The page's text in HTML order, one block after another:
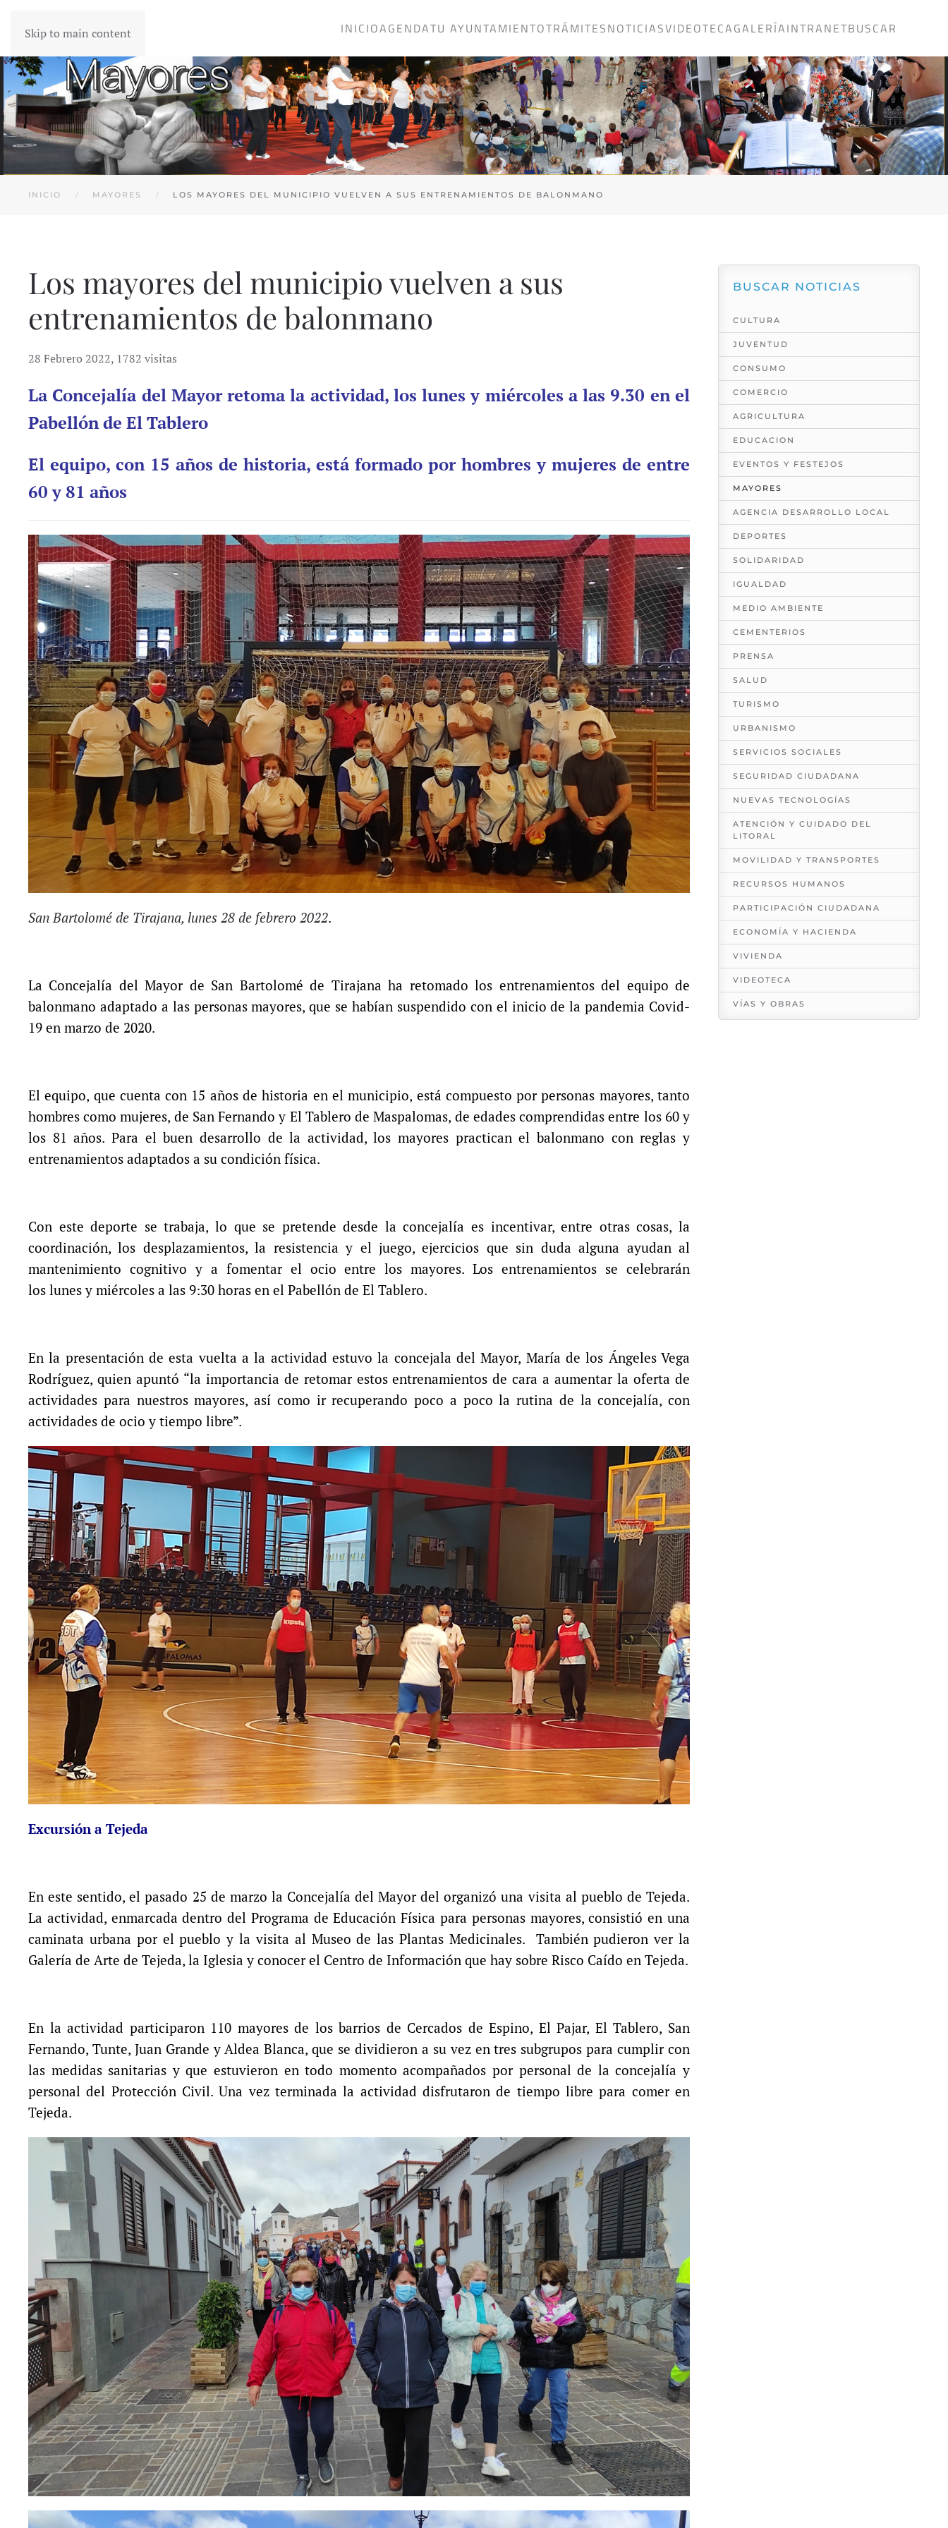
Skip to main content INICIOAGENDATU AYUNTAMIENTOTRÁMITESNOTICIASVIDEOTECAGALERÍAINTRANETBUSCAR
INICIO MAYORES LOS MAYORES DEL MUNICIPIO VUELVEN A SUS ENTRENAMIENTOS DE BALONMANO
Los mayores del municipio vuelven a sus
entrenamientos de balonmano
28 Febrero 2022, 1782 visitas
La Concejalía del Mayor retoma la actividad, los lunes y miércoles a las 9.30 en el
Pabellón de El Tablero
El equipo, con 15 años de historia, está formado por hombres y mujeres de entre
60 y 81 años
San Bartolomé de Tirajana, lunes 28 de febrero 2022.
La Concejalía del Mayor de San Bartolomé de Tirajana ha retomado los entrenamientos del equipo de
balonmano adaptado a las personas mayores, que se habían suspendido con el inicio de la pandemia Covid-
19 en marzo de 2020.
El equipo, que cuenta con 15 años de historia en el municipio, está compuesto por personas mayores, tanto
hombres como mujeres, de San Fernando y El Tablero de Maspalomas, de edades comprendidas entre los 60 y
los 81 años. Para el buen desarrollo de la actividad, los mayores practican el balonmano con reglas y
entrenamientos adaptados a su condición física.
Con este deporte se trabaja, lo que se pretende desde la concejalía es incentivar, entre otras cosas, la
coordinación, los desplazamientos, la resistencia y el juego, ejercicios que sin duda alguna ayudan al
mantenimiento cognitivo y a fomentar el ocio entre los mayores. Los entrenamientos se celebrarán
los lunes y miércoles a las 9:30 horas en el Pabellón de El Tablero.
En la presentación de esta vuelta a la actividad estuvo la concejala del Mayor, María de los Ángeles Vega
Rodríguez, quien apuntó “la importancia de retomar estos entrenamientos de cara a aumentar la oferta de
actividades para nuestros mayores, así como ir recuperando poco a poco la rutina de la concejalía, con
actividades de ocio y tiempo libre”.
Excursión a Tejeda
En este sentido, el pasado 25 de marzo la Concejalía del Mayor del organizó una visita al pueblo de Tejeda.
La actividad, enmarcada dentro del Programa de Educación Física para personas mayores, consistió en una
caminata urbana por el pueblo y la visita al Museo de las Plantas Medicinales. También pudieron ver la
Galería de Arte de Tejeda, la Iglesia y conocer el Centro de Información que hay sobre Risco Caído en Tejeda.
En la actividad participaron 110 mayores de los barrios de Cercados de Espino, El Pajar, El Tablero, San
Fernando, Tunte, Juan Grande y Aldea Blanca, que se dividieron a su vez en tres subgrupos para cumplir con
las medidas sanitarias y que estuvieron en todo momento acompañados por personal de la concejalía y
personal del Protección Civil. Una vez terminada la actividad disfrutaron de tiempo libre para comer en
Tejeda.
BUSCAR NOTICIAS
CULTURA
JUVENTUD
CONSUMO
COMERCIO
AGRICULTURA
EDUCACION
EVENTOS Y FESTEJOS
MAYORES
AGENCIA DESARROLLO LOCAL
DEPORTES
SOLIDARIDAD
IGUALDAD
MEDIO AMBIENTE
CEMENTERIOS
PRENSA
SALUD
TURISMO
URBANISMO
SERVICIOS SOCIALES
SEGURIDAD CIUDADANA
NUEVAS TECNOLOGÍAS
ATENCIÓN Y CUIDADO DEL
LITORAL
MOVILIDAD Y TRANSPORTES
RECURSOS HUMANOS
PARTICIPACIÓN CIUDADANA
ECONOMÍA Y HACIENDA
VIVIENDA
VIDEOTECA
VÍAS Y OBRAS